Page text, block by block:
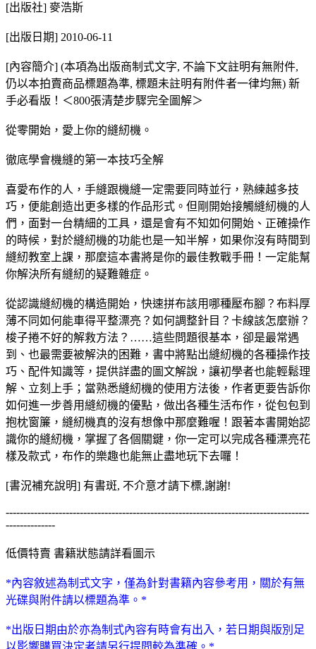
[出版社] 麥浩斯
[出版日期] 2010-06-11
[內容簡介] (本項為出版商制式文字, 不論下文註明有無附件,
仍以本拍賣商品標題為準, 標題未註明有附件者一律均無) 新
手必看版！＜800張清楚步驟完全圖解＞
從零開始，愛上你的縫紉機。
徹底學會機縫的第一本技巧全解
喜愛布作的人，手縫跟機縫一定需要同時並行，熟練越多技
巧，便能創造出更多樣的作品形式。但剛開始接觸縫紉機的人
們，面對一台精細的工具，還是會有不知如何開始、正確操作
的時候，對於縫紉機的功能也是一知半解，如果你沒有時間到
縫紉教室上課，那麼這本書將是你的最佳教戰手冊！一定能幫
你解決所有縫紉的疑難雜症。
從認識縫紉機的構造開始，快速拼布該用哪種壓布腳？布料厚
薄不同如何能車得平整漂亮？如何調整針目？卡線該怎麼辦？
梭子捲不好的解救方法？……這些問題很基本，卻是最常遇
到、也最需要被解決的困難，書中將點出縫紉機的各種操作技
巧、配件知識等，提供詳盡的圖文解說，讓初學者也能輕鬆理
解、立刻上手；當熟悉縫紉機的使用方法後，作者更要告訴你
如何進一步善用縫紉機的優點，做出各種生活布作，從包包到
抱枕窗簾，縫紉機真的沒有想像中那麼難喔！跟著本書開始認
識你的縫紉機，掌握了各個關鍵，你一定可以完成各種漂亮花
樣及款式，布作的樂趣也能無止盡地玩下去囉！
[書況補充說明] 有書斑, 不介意才請下標,謝謝!
--------------------------------------------------------------------------------------
--------------
低價特賣 書籍狀態請詳看圖示
*內容敘述為制式文字，僅為針對書籍內容參考用，關於有無
光碟與附件請以標題為準。*
*出版日期由於亦為制式內容有時會有出入，若日期與版別足
以影響購買決定者請另行提問較為準確。*